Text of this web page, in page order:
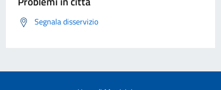
Segnala disservizio